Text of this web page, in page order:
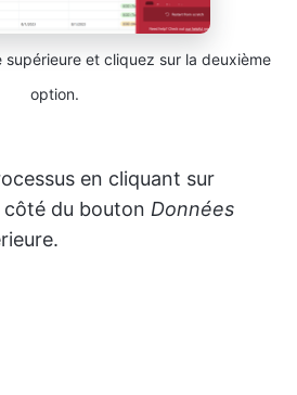
supérieure et cliquez sur la deuxième
option.
en cliquant sur
côté du bouton Données